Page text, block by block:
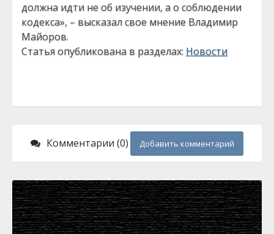
должна идти не об изучении, а о соблюдении
кодекса», – высказал свое мнение Владимир
Майоров.
Статья опубликована в разделах: Новости
Комментарии (0) Добавить комментарий